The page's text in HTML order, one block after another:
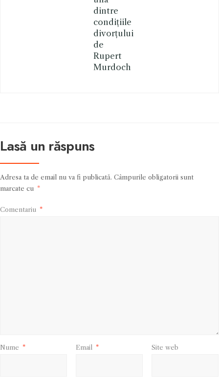
dintre
condițiile
divorțului
de
Rupert
Murdoch
Lasă un răspuns
Adresa ta de email nu va fi publicată. Câmpurile obligatorii sunt
marcate cu *
Comentariu *
Nume * Email * Site web